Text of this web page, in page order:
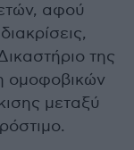
αφού
της
ομοφοβικών
μεταξύ